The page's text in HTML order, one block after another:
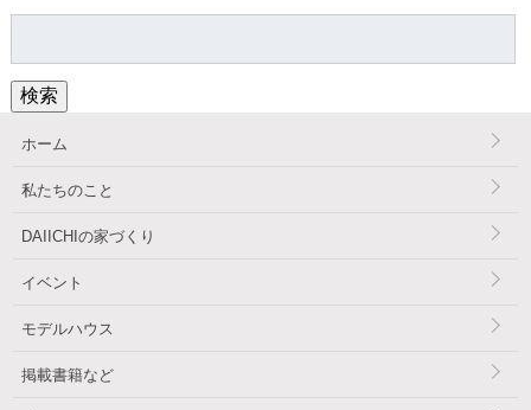
検索
ホーム
私たちのこと
DAIICHIの家づくり
イベント
モデルハウス
掲載書籍など